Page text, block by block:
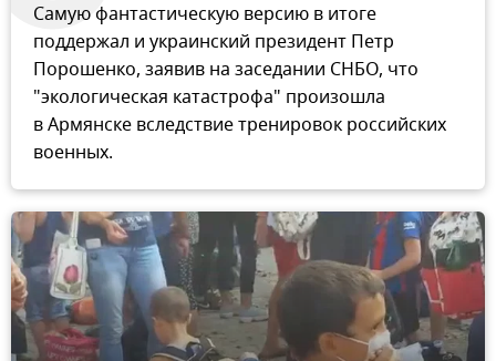
Самую фантастическую версию в итоге
поддержал и украинский президент Петр
Порошенко, заявив на заседании СНБО, что
"экологическая катастрофа" произошла
в Армянске вследствие тренировок российских
военных.